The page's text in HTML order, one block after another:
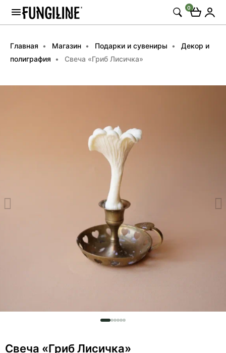
0
Главная Магазин Подарки и сувениры
Декор и
полиграфия
Свеча «Гриб Лисичка»
Свеча «Гриб Лисичка»